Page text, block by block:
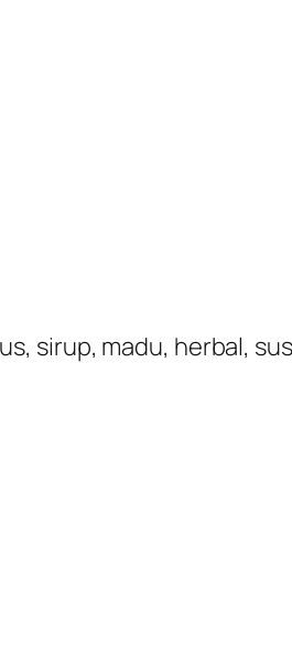
sirup, madu, herbal,